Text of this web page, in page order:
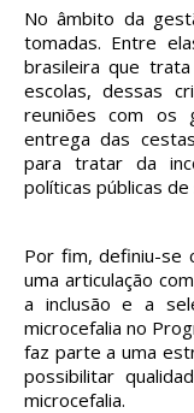
No âmbito da
tomadas. Entre
brasileira que
escolas, dessas
reuniões com os
entrega das
para tratar da
políticas públicas de
Por fim, definiu-se
uma articulação
a inclusão e a
microcefalia no
faz parte a uma
possibilitar
microcefalia.